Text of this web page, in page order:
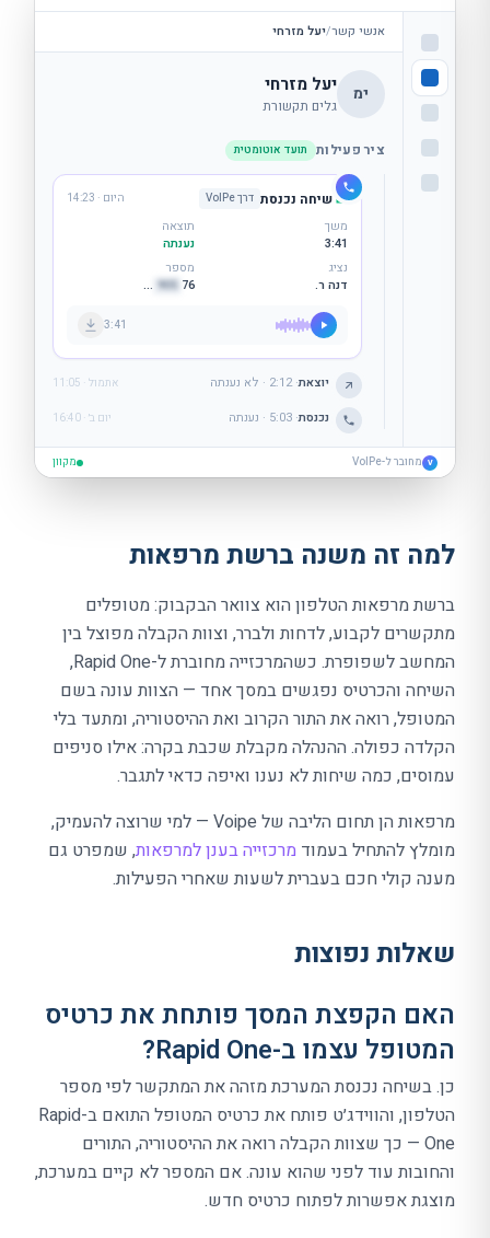
אנשי קשר/יעל מזרחי
ימ יעל מזרחי
גלים תקשורת
ציר פעילות תועד אוטומטית
שיחה נכנסת דרך VoIPe היום · 14:23
משך
3:41
תוצאה
נענתה
נציג
דנה ר.
מספר
… 905 76
3:41
שיחה יוצאת·
2:12
· לא נענתה אתמול · 11:05
שיחה נכנסת·
5:03
· נענתה יום ב׳ · 16:40
V מחובר ל-VoIPe מקוון
למה זה משנה ברשת מרפאות
ברשת מרפאות הטלפון הוא צוואר הבקבוק: מטופלים
מתקשרים לקבוע, לדחות ולברר, וצוות הקבלה מפוצל בין
המחשב לשפופרת. כשהמרכזייה מחוברת ל-Rapid One
,
השיחה והכרטיס נפגשים במסך אחד — הצוות עונה בשם
המטופל, רואה את התור הקרוב ואת ההיסטוריה, ומתעד בלי
הקלדה כפולה. ההנהלה מקבלת שכבת בקרה: אילו סניפים
עמוסים, כמה שיחות לא נענו ואיפה כדאי לתגבר.
מרפאות הן תחום הליבה של Voipe — למי שרוצה להעמיק,
מומלץ להתחיל בעמוד מרכזייה בענן למרפאות, שמפרט גם
מענה קולי חכם בעברית לשעות שאחרי הפעילות.
שאלות נפוצות
האם הקפצת המסך פותחת את כרטיס
המטופל עצמו ב-Rapid One?
כן. בשיחה נכנסת המערכת מזהה את המתקשר לפי מספר
הטלפון, והווידג׳ט פותח את כרטיס המטופל התואם ב-Rapid
One — כך שצוות הקבלה רואה את ההיסטוריה, התורים
והחובות עוד לפני שהוא עונה. אם המספר לא קיים במערכת,
מוצגת אפשרות לפתוח כרטיס חדש.